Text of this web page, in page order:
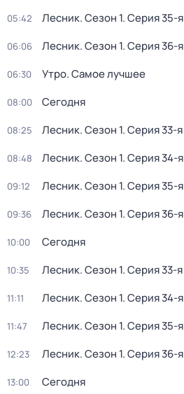
05:42 Лесник. Сезон 1. Серия 35-я
06:06 Лесник. Сезон 1. Серия 36-я
06:30 Утро. Самое лучшее
08:00 Сегодня
08:25 Лесник. Сезон 1. Серия 33-я
08:48 Лесник. Сезон 1. Серия 34-я
09:12 Лесник. Сезон 1. Серия 35-я
09:36 Лесник. Сезон 1. Серия 36-я
10:00 Сегодня
10:35 Лесник. Сезон 1. Серия 33-я
11:11 Лесник. Сезон 1. Серия 34-я
11:47 Лесник. Сезон 1. Серия 35-я
12:23 Лесник. Сезон 1. Серия 36-я
13:00 Сегодня